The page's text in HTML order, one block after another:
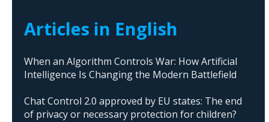
Articles in English
When an Algorithm Controls War: How Artificial
Intelligence Is Changing the Modern Battlefield
Chat Control 2.0 approved by EU states: The end
of privacy or necessary protection for children?